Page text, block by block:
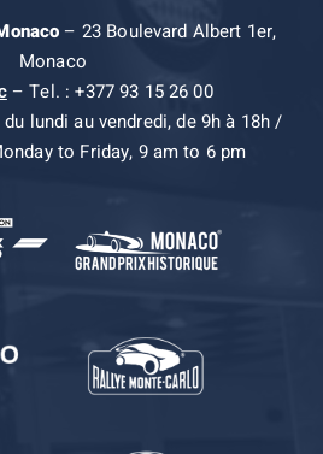
– 23 Boulevard Albert 1er,
Monaco
– Tel. : +377 93 15 26 00
lundi au vendredi, de 9h à 18h /
to Friday, 9 am to 6 pm